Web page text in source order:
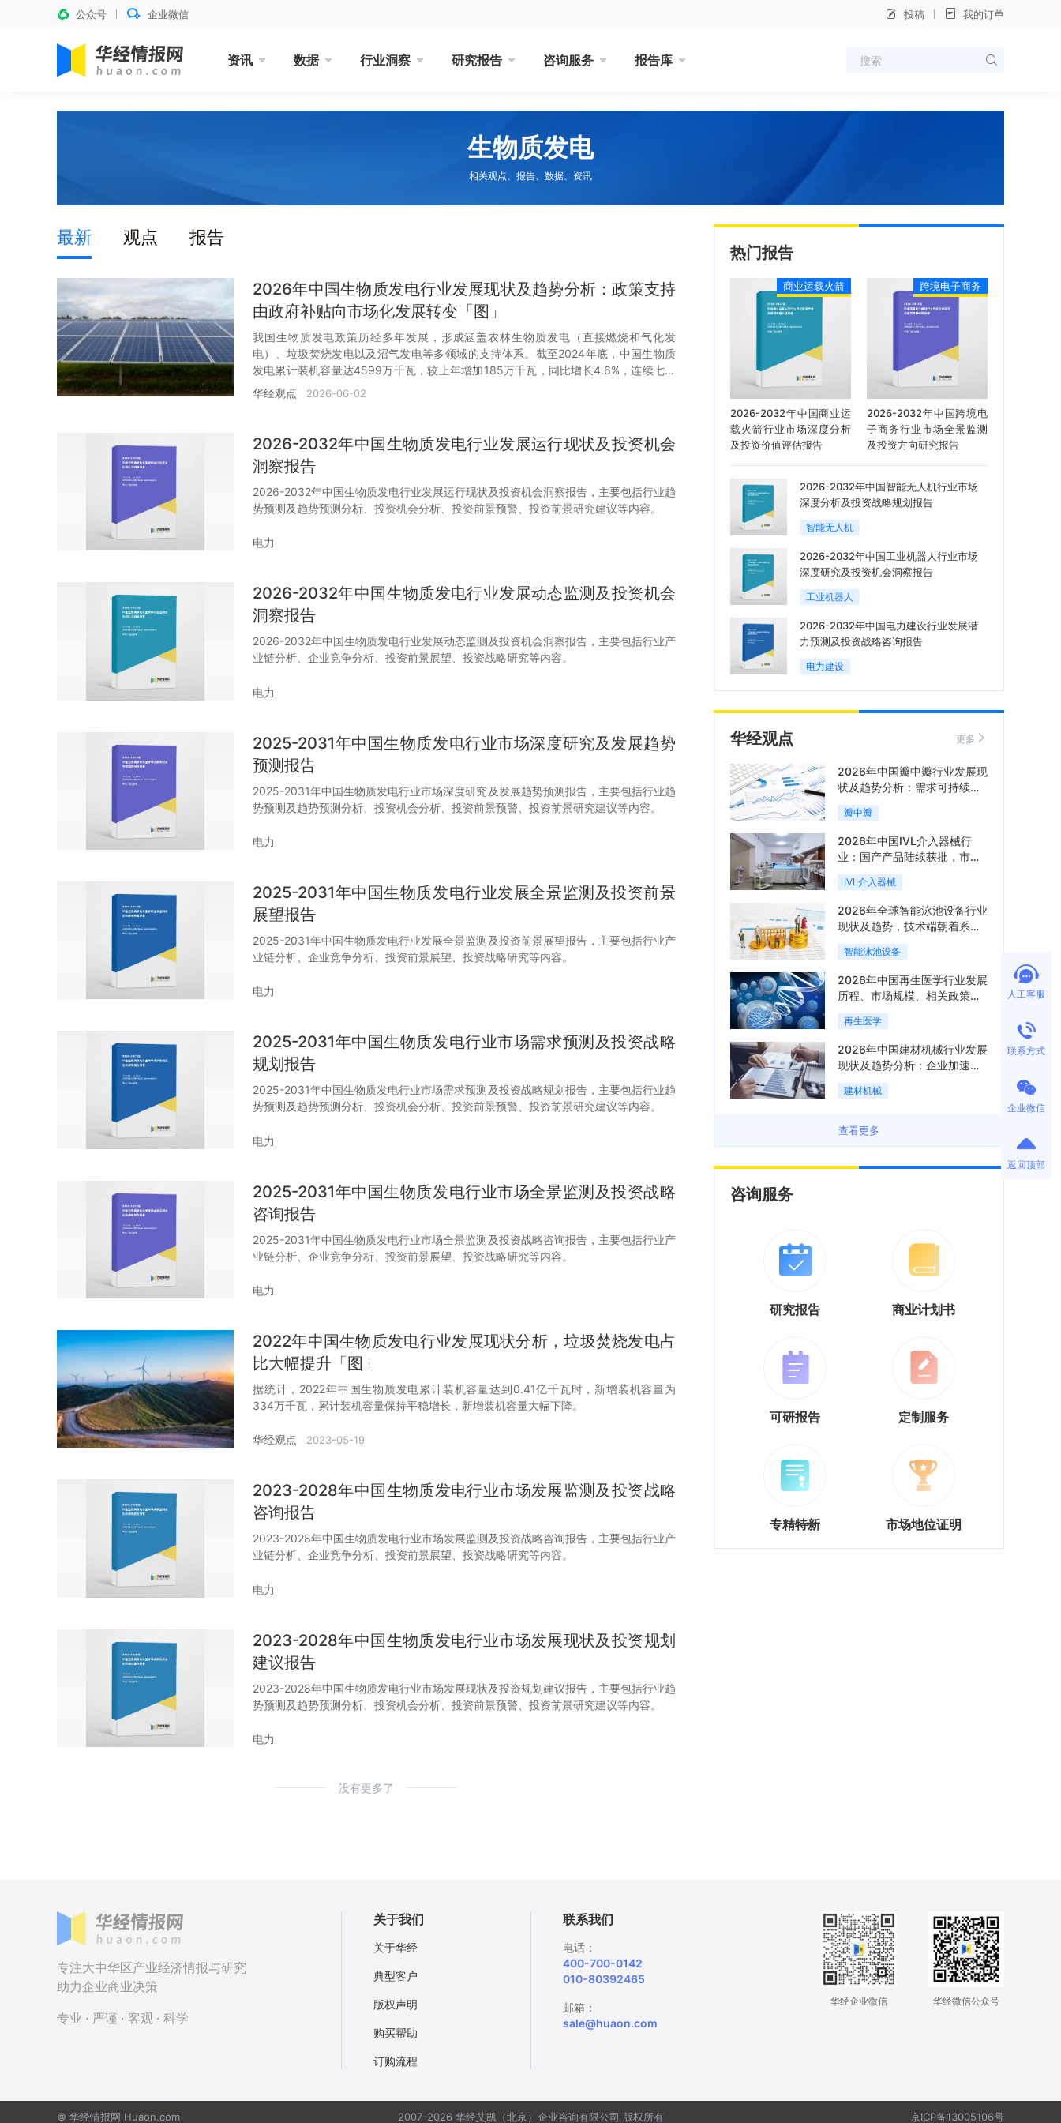
公众号 企业微信 投稿 我的订单
资讯 数据 行业洞察 研究报告 咨询服务 报告库
生物质发电
相关观点、报告、数据、资讯
最新 观点 报告
2026年中国生物质发电行业发展现状及趋势分析：政策支持
由政府补贴向市场化发展转变「图」
我国生物质发电政策历经多年发展，形成涵盖农林生物质发电（直接燃烧和气化发
电）、垃圾焚烧发电以及沼气发电等多领域的支持体系。截至2024年底，中国生物质
发电累计装机容量达4599万千瓦，较上年增加185万千瓦，同比增长4.6%，连续七年
位居世界第一。
华经观点 2026-06-02
2026-2032年中国生物质发电行业发展运行现状及投资机会
洞察报告
2026-2032年中国生物质发电行业发展运行现状及投资机会洞察报告，主要包括行业趋
势预测及趋势预测分析、投资机会分析、投资前景预警、投资前景研究建议等内容。
电力
2026-2032年中国生物质发电行业发展动态监测及投资机会
洞察报告
2026-2032年中国生物质发电行业发展动态监测及投资机会洞察报告，主要包括行业产
业链分析、企业竞争分析、投资前景展望、投资战略研究等内容。
电力
2025-2031年中国生物质发电行业市场深度研究及发展趋势
预测报告
2025-2031年中国生物质发电行业市场深度研究及发展趋势预测报告，主要包括行业趋
势预测及趋势预测分析、投资机会分析、投资前景预警、投资前景研究建议等内容。
电力
2025-2031年中国生物质发电行业发展全景监测及投资前景
展望报告
2025-2031年中国生物质发电行业发展全景监测及投资前景展望报告，主要包括行业产
业链分析、企业竞争分析、投资前景展望、投资战略研究等内容。
电力
2025-2031年中国生物质发电行业市场需求预测及投资战略
规划报告
2025-2031年中国生物质发电行业市场需求预测及投资战略规划报告，主要包括行业趋
势预测及趋势预测分析、投资机会分析、投资前景预警、投资前景研究建议等内容。
电力
2025-2031年中国生物质发电行业市场全景监测及投资战略
咨询报告
2025-2031年中国生物质发电行业市场全景监测及投资战略咨询报告，主要包括行业产
业链分析、企业竞争分析、投资前景展望、投资战略研究等内容。
电力
2022年中国生物质发电行业发展现状分析，垃圾焚烧发电占
比大幅提升「图」
据统计，2022年中国生物质发电累计装机容量达到0.41亿千瓦时，新增装机容量为
334万千瓦，累计装机容量保持平稳增长，新增装机容量大幅下降。
华经观点 2023-05-19
2023-2028年中国生物质发电行业市场发展监测及投资战略
咨询报告
2023-2028年中国生物质发电行业市场发展监测及投资战略咨询报告，主要包括行业产
业链分析、企业竞争分析、投资前景展望、投资战略研究等内容。
电力
2023-2028年中国生物质发电行业市场发展现状及投资规划
建议报告
2023-2028年中国生物质发电行业市场发展现状及投资规划建议报告，主要包括行业趋
势预测及趋势预测分析、投资机会分析、投资前景预警、投资前景研究建议等内容。
电力
没有更多了
热门报告
商业运载火箭
2026-2032年中国商业运
载火箭行业市场深度分析
及投资价值评估报告
跨境电子商务
2026-2032年中国跨境电
子商务行业市场全景监测
及投资方向研究报告
2026-2032年中国智能无人机行业市场
深度分析及投资战略规划报告
智能无人机
2026-2032年中国工业机器人行业市场
深度研究及投资机会洞察报告
工业机器人
2026-2032年中国电力建设行业发展潜
力预测及投资战略咨询报告
电力建设
华经观点 更多
2026年中国瓣中瓣行业发展现
状及趋势分析：需求可持续释
放，市场发展前景良好「图」
瓣中瓣
2026年中国IVL介入器械行
业：国产产品陆续获批，市场
将进入持续高增长阶段「图」
IVL介入器械
2026年全球智能泳池设备行业
现状及趋势，技术端朝着系统
集成、绿色节能方向迭代
「图」
智能泳池设备
2026年中国再生医学行业发展
历程、市场规模、相关政策、
产业链、竞争格局及发展潜力
分析「图」
再生医学
2026年中国建材机械行业发展
现状及趋势分析：企业加速向
“装备+系统+服务”综合服务商
转型「图」
建材机械
查看更多
咨询服务
研究报告 商业计划书
可研报告 定制服务
专精特新 市场地位证明
人工客服
联系方式
企业微信
返回顶部
专注大中华区产业经济情报与研究
助力企业商业决策
专业 · 严谨 · 客观 · 科学
关于我们
关于华经
典型客户
版权声明
购买帮助
订购流程
联系我们
电话：
400-700-0142
010-80392465
邮箱：
sale@huaon.com
华经企业微信 华经微信公众号
© 华经情报网 Huaon.com 2007-2026 华经艾凯（北京）企业咨询有限公司 版权所有 京ICP备13005106号